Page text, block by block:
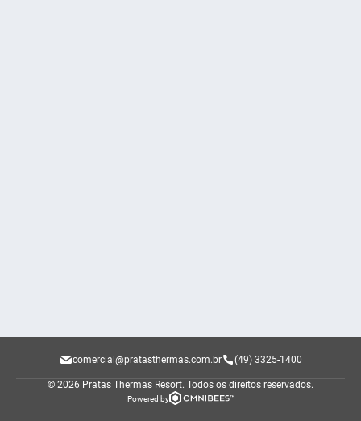
comercial@pratasthermas.com.br (49) 3325-1400
© 2026 Pratas Thermas Resort. Todos os direitos reservados.
Powered by